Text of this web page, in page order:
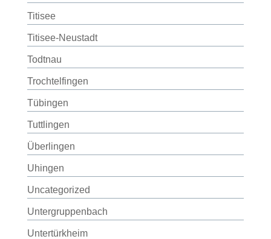
Titisee
Titisee-Neustadt
Todtnau
Trochtelfingen
Tübingen
Tuttlingen
Überlingen
Uhingen
Uncategorized
Untergruppenbach
Untertürkheim